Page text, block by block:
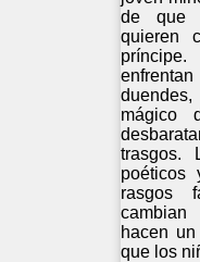
de que
quieren
mágico
trasgos.
poéticos
rasgos
hacen
que los